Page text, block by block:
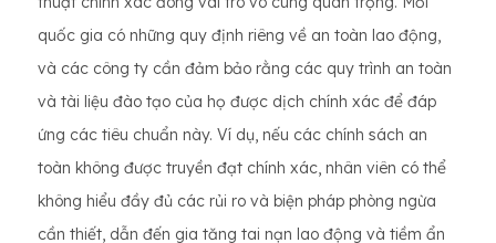
quốc gia có những quy định riêng về an toàn lao động,
và các công ty cần đảm bảo rằng các quy trình an toàn
và tài liệu đào tạo của họ được dịch chính xác để đáp
ứng các tiêu chuẩn này. Ví dụ, nếu các chính sách an
toàn không được truyền đạt chính xác, nhân viên có thể
không hiểu đầy đủ các rủi ro và biện pháp phòng ngừa
cần thiết, dẫn đến gia tăng tai nạn lao động và tiềm ẩn